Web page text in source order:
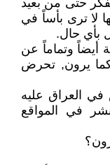
حتى من بعيد
لا ترى بأساً في
بأي حال.
أيضاً وتماماً عن
كما يرون, تحرض
العراق عليه
في المواقع